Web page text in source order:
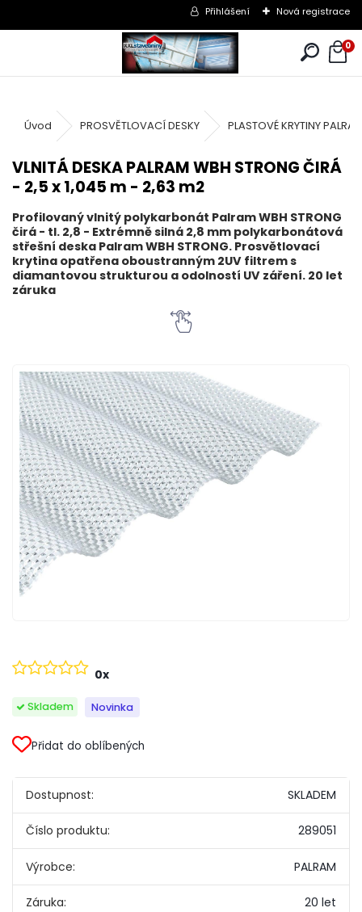
Přihlášení Nová registrace
0
Úvod PROSVĚTLOVACÍ DESKY PLASTOVÉ KRYTINY
VLNITÁ DESKA PALRAM WBH STRONG ČIRÁ
- 2,5 x 1,045 m - 2,63 m2
Profilovaný vlnitý polykarbonát Palram WBH STRONG
čirá - tl. 2,8 - Extrémně silná 2,8 mm polykarbonátová
střešní deska Palram WBH STRONG. Prosvětlovací
krytina opatřena oboustranným 2UV filtrem s
diamantovou strukturou a odolností UV záření. 20 let
záruka
Skladem Novinka
0x
Přidat do oblíbených
Dostupnost: SKLADEM
Číslo produktu: 289051
Výrobce: PALRAM
Záruka: 20 let